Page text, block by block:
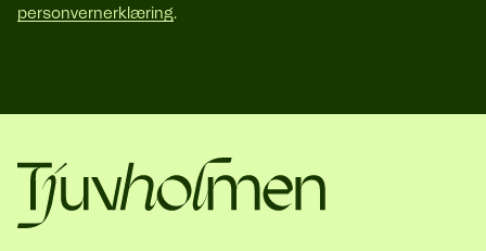
personvernerklæring.